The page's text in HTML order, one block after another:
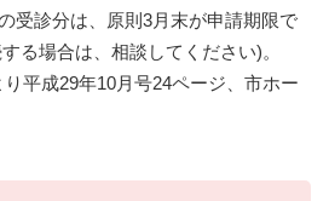
受診分は、原則3月末が申請期限で
る場合は、相談してください)。
平成29年10月号24ページ、市ホー